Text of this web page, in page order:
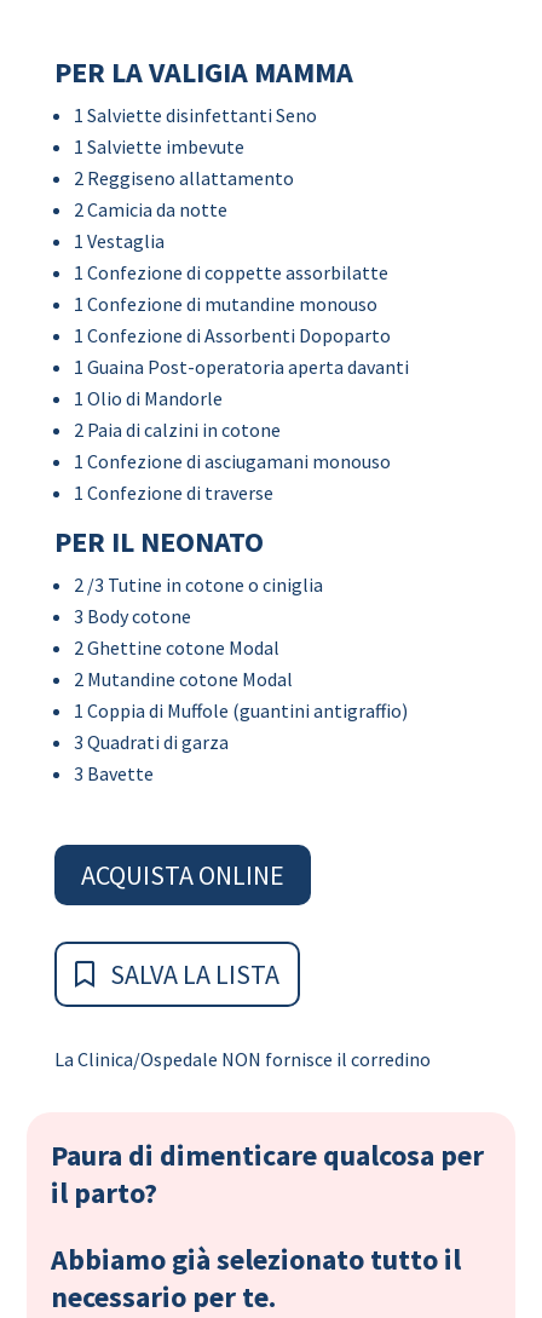
PER LA VALIGIA MAMMA
1 Salviette disinfettanti Seno
1 Salviette imbevute
2 Reggiseno allattamento
2 Camicia da notte
1 Vestaglia
1 Confezione di coppette assorbilatte
1 Confezione di mutandine monouso
1 Confezione di Assorbenti Dopoparto
1 Guaina Post-operatoria aperta davanti
1 Olio di Mandorle
2 Paia di calzini in cotone
1 Confezione di asciugamani monouso
1 Confezione di traverse
PER IL NEONATO
2 /3 Tutine in cotone o ciniglia
3 Body cotone
2 Ghettine cotone Modal
2 Mutandine cotone Modal
1 Coppia di Muffole (guantini antigraffio)
3 Quadrati di garza
3 Bavette
ACQUISTA ONLINE
SALVA LA LISTA
La Clinica/Ospedale NON fornisce il corredino
Paura di dimenticare qualcosa per
il parto?
Abbiamo già selezionato tutto il
necessario per te.